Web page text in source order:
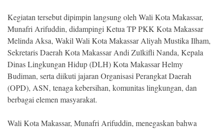
Kegiatan tersebut dipimpin langsung oleh Wali Kota Makassar,
Munafri Arifuddin, didampingi Ketua TP PKK Kota Makassar
Melinda Aksa, Wakil Wali Kota Makassar Aliyah Mustika Ilham,
Sekretaris Daerah Kota Makassar Andi Zulkifli Nanda, Kepala
Dinas Lingkungan Hidup (DLH) Kota Makassar Helmy
Budiman, serta diikuti jajaran Organisasi Perangkat Daerah
(OPD), ASN, tenaga kebersihan, komunitas lingkungan, dan
berbagai elemen masyarakat.
Wali Kota Makassar, Munafri Arifuddin, menegaskan bahwa